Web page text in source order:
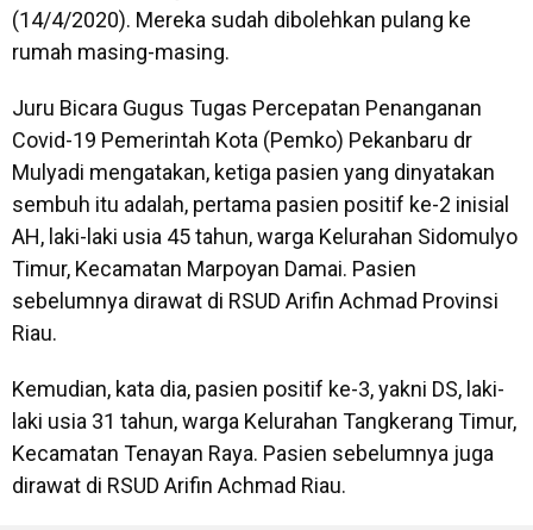
(14/4/2020). Mereka sudah dibolehkan pulang ke
rumah masing-masing.
Juru Bicara Gugus Tugas Percepatan Penanganan
Covid-19 Pemerintah Kota (Pemko) Pekanbaru dr
Mulyadi mengatakan, ketiga pasien yang dinyatakan
sembuh itu adalah, pertama pasien positif ke-2 inisial
AH, laki-laki usia 45 tahun, warga Kelurahan Sidomulyo
Timur, Kecamatan Marpoyan Damai. Pasien
sebelumnya dirawat di RSUD Arifin Achmad Provinsi
Riau.
Kemudian, kata dia, pasien positif ke-3, yakni DS, laki-
laki usia 31 tahun, warga Kelurahan Tangkerang Timur,
Kecamatan Tenayan Raya. Pasien sebelumnya juga
dirawat di RSUD Arifin Achmad Riau.